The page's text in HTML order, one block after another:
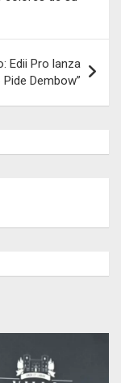
Edii Pro lanza
Pide Dembow”